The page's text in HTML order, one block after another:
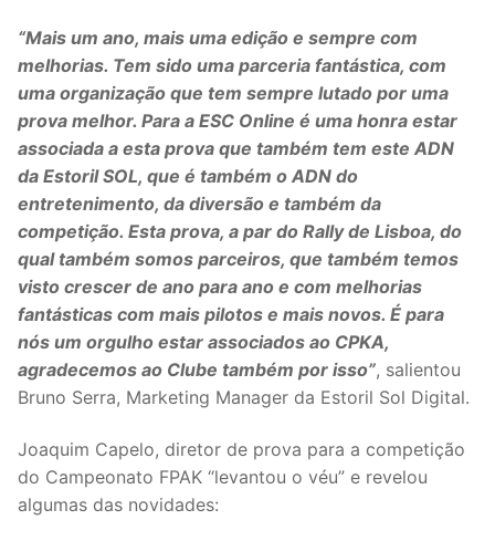
“Mais um ano, mais uma edição e sempre com
melhorias. Tem sido uma parceria fantástica, com
uma organização que tem sempre lutado por uma
prova melhor. Para a ESC Online é uma honra estar
associada a esta prova que também tem este ADN
da Estoril SOL, que é também o ADN do
entretenimento, da diversão e também da
competição. Esta prova, a par do Rally de Lisboa, do
qual também somos parceiros, que também temos
visto crescer de ano para ano e com melhorias
fantásticas com mais pilotos e mais novos. É para
nós um orgulho estar associados ao CPKA,
agradecemos ao Clube também por isso”, salientou
Bruno Serra, Marketing Manager da Estoril Sol Digital.
Joaquim Capelo, diretor de prova para a competição
do Campeonato FPAK “levantou o véu” e revelou
algumas das novidades: